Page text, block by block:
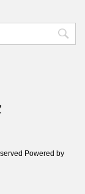
Powered by